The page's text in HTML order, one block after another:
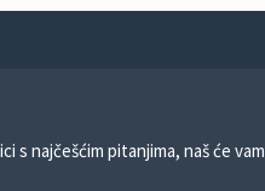
s najčešćim pitanjima, naš će vam